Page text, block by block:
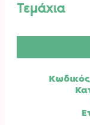
Τεμάχια
Τεχνητό
Ορχιδέα
85cm